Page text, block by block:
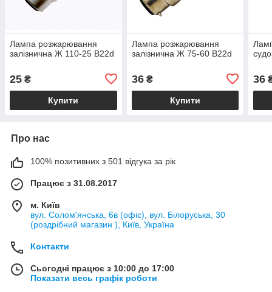
Лампа розжарювання
залізнична Ж 110-25 B22d
25 ₴
Купити
Лампа розжарювання
залізнична Ж 75-60 B22d
36₴
Купити
36
Про нас
100% позитивних з 501 відгука за рік
Працює з 31.08.2017
м. Київ
вул. Солом'янська, 6в (офіс), вул. Білоруська, 30
(роздрібний магазин ), Київ, Україна
Контакти
Сьогодні працює з 10:00 до 17:00
Показати весь графік роботи